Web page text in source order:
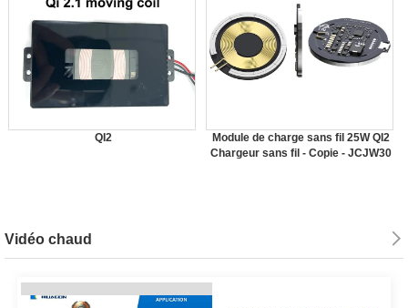
QI2
Module de charge sans fil 25W QI2
Chargeur sans fil - Copie - JCJW30
Vidéo chaud